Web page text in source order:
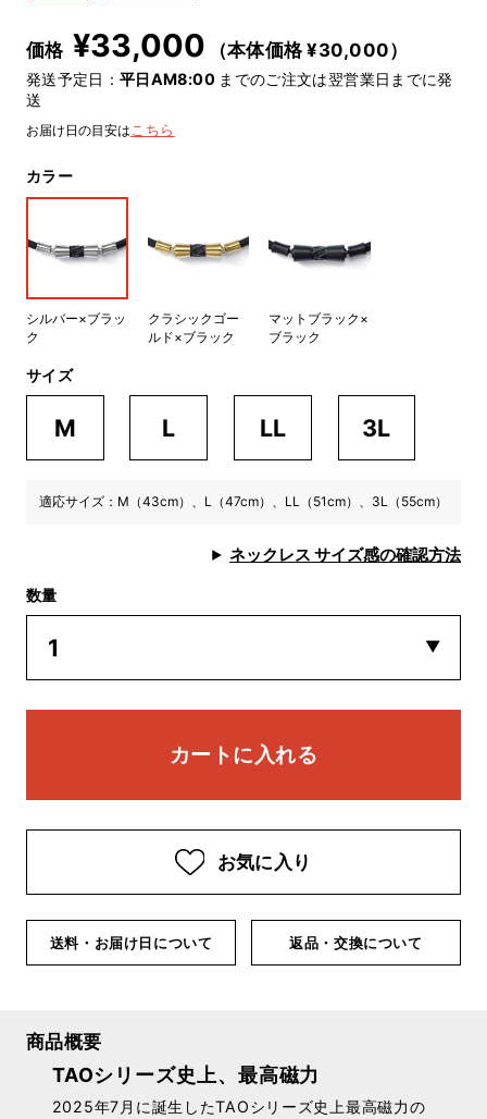
価格 ¥33,000 （本体価格 ¥30,000）
発送予定日：平日AM8:00 までのご注文は翌営業日までに発
送
お届け日の目安はこちら
カラー
シルバー×ブラッ
ク
クラシックゴー
ルド×ブラック
マットブラック×
ブラック
サイズ
M L LL 3L
適応サイズ：M（43cm）、L（47cm）、LL（51cm）、3L（55cm）
ネックレス サイズ感の確認方法
数量
お気に入り
送料・お届け日について 返品・交換について
商品概要
TAOシリーズ史上、最高磁力
2025年7月に誕生したTAOシリーズ史上最高磁力の